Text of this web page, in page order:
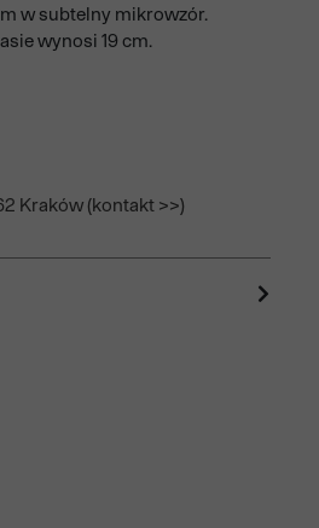
w subtelny mikrowzór.
wynosi 19 cm.
Kraków (kontakt >>)